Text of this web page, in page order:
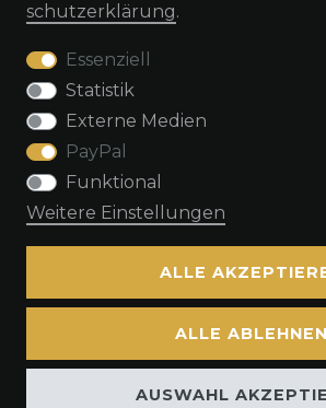
Impressum
© Copyright by TacStyle4 GbR 2026 | Alle
schutz­erklärung.
Essenziell
Statistik
Externe Medien
PayPal
Funktional
Weitere Einstellungen
ALLE
ALLE ABLEHNEN
AUSWAHL